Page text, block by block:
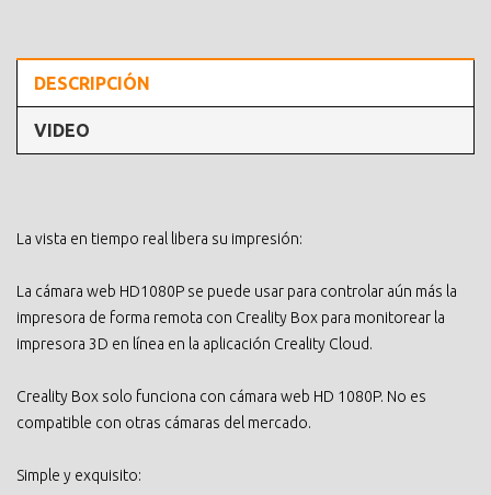
DESCRIPCIÓN
VIDEO
La vista en tiempo real libera su impresión:
La cámara web HD1080P se puede usar para controlar aún más la
impresora de forma remota con Creality Box para monitorear la
impresora 3D en línea en la aplicación Creality Cloud.
Creality Box solo funciona con cámara web HD 1080P. No es
compatible con otras cámaras del mercado.
Simple y exquisito: